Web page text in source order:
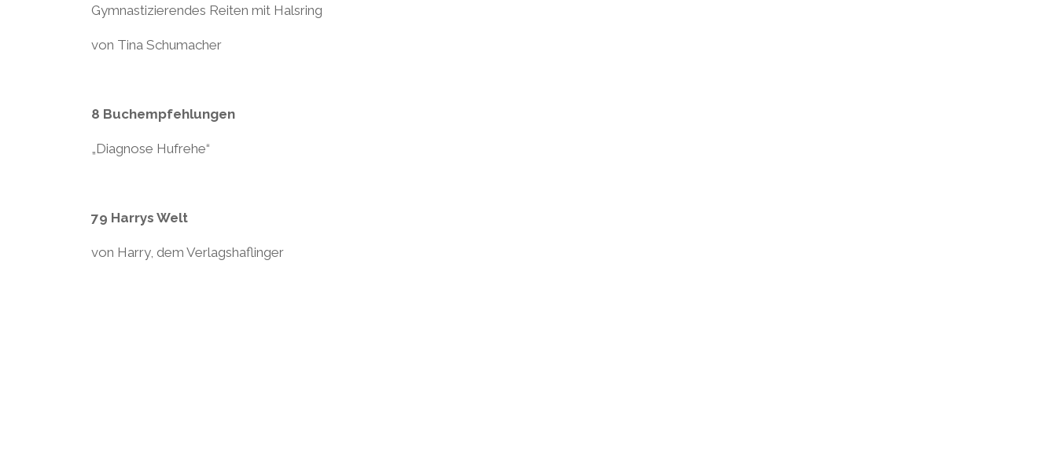
Gymnastizierendes Reiten mit Halsring
von Tina Schumacher
8 Buchempfehlungen
„Diagnose Hufrehe“
79 Harrys Welt
von Harry, dem Verlagshaflinger